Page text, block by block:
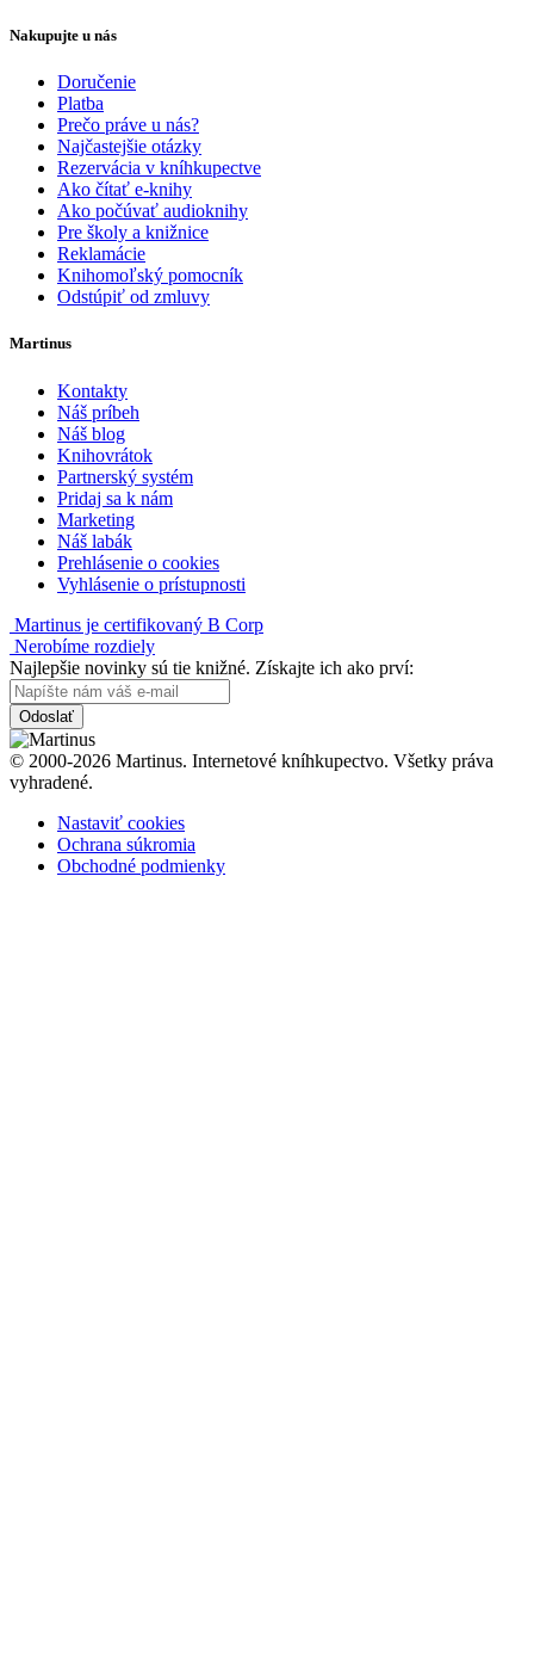
Nakupujte u nás
Doručenie
Platba
Prečo práve u nás?
Najčastejšie otázky
Rezervácia v kníhkupectve
Ako čítať e-knihy
Ako počúvať audioknihy
Pre školy a knižnice
Reklamácie
Knihomoľský pomocník
Odstúpiť od zmluvy
Martinus
Kontakty
Náš príbeh
Náš blog
Knihovrátok
Partnerský systém
Pridaj sa k nám
Marketing
Náš labák
Prehlásenie o cookies
Vyhlásenie o prístupnosti
Martinus je certifikovaný B Corp
Nerobíme rozdiely
Najlepšie novinky sú tie knižné. Získajte ich ako prví:
Odoslať
© 2000-2026 Martinus. Internetové kníhkupectvo. Všetky práva
vyhradené.
Nastaviť cookies
Ochrana súkromia
Obchodné podmienky